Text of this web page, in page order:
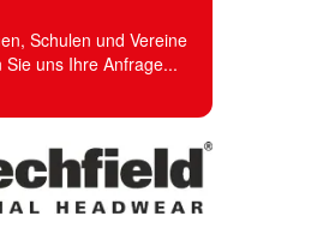
Schulen und Vereine
Sie uns Ihre Anfrage...